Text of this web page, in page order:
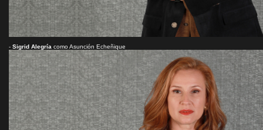
- Sigrid Alegría como Asunción Echeñique